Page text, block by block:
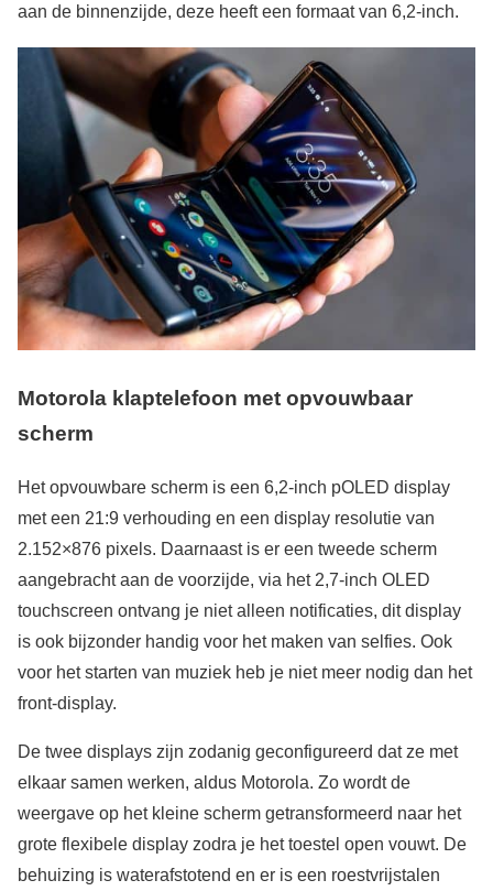
aan de binnenzijde, deze heeft een formaat van 6,2-inch.
Motorola klaptelefoon met opvouwbaar
scherm
Het opvouwbare scherm is een 6,2-inch pOLED display
met een 21:9 verhouding en een display resolutie van
2.152×876 pixels. Daarnaast is er een tweede scherm
aangebracht aan de voorzijde, via het 2,7-inch OLED
touchscreen ontvang je niet alleen notificaties, dit display
is ook bijzonder handig voor het maken van selfies. Ook
voor het starten van muziek heb je niet meer nodig dan het
front-display.
De twee displays zijn zodanig geconfigureerd dat ze met
elkaar samen werken, aldus Motorola. Zo wordt de
weergave op het kleine scherm getransformeerd naar het
grote flexibele display zodra je het toestel open vouwt. De
behuizing is waterafstotend en er is een roestvrijstalen